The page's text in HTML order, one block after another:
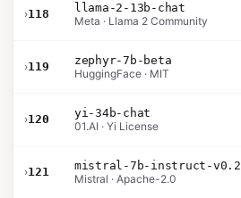
›118
llama-2-13b-chat
Meta · Llama 2 Community
›119
zephyr-7b-beta
HuggingFace · MIT
›120
yi-34b-chat
01.AI · Yi License
›121
mistral-7b-instruct-v0.2
Mistral · Apache-2.0